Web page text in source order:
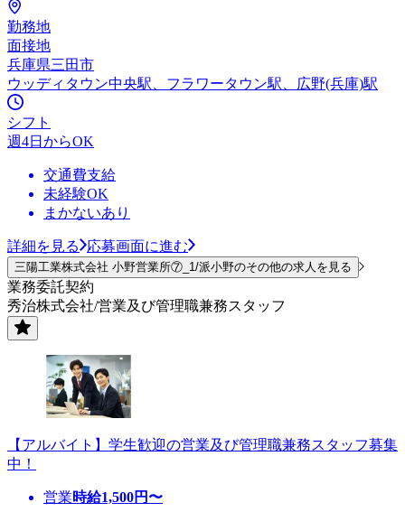
勤務地
面接地
兵庫県三田市
ウッディタウン中央駅、フラワータウン駅、広野(兵庫)駅
シフト
週4日からOK
交通費支給
未経験OK
まかないあり
詳細を見る 応募画面に進む
三陽工業株式会社 小野営業所⑦_1/派小野のその他の求人を見る
業務委託契約
秀治株式会社/営業及び管理職兼務スタッフ
【アルバイト】学生歓迎の営業及び管理職兼務スタッフ募集
中！
営業時給1,500円〜